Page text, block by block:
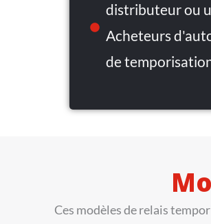
distributeur ou
Acheteurs
de
Ces modèles de relais